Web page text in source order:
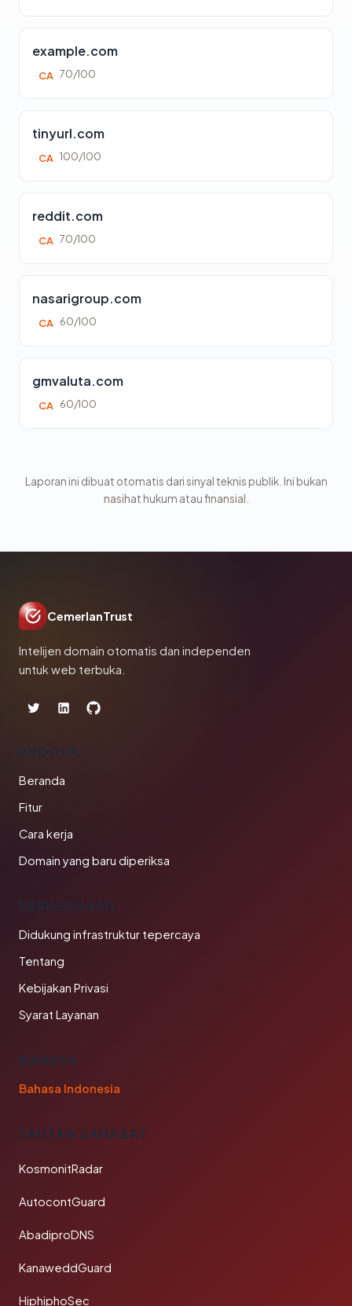
example.com
CA 70/100
tinyurl.com
CA 100/100
reddit.com
CA 70/100
nasarigroup.com
CA 60/100
gmvaluta.com
CA 60/100
Laporan ini dibuat otomatis dari sinyal teknis publik. Ini bukan
nasihat hukum atau finansial.
CemerlanTrust
Intelijen domain otomatis dan independen
untuk web terbuka.
PRODUK
Beranda
Fitur
Cara kerja
Domain yang baru diperiksa
PERUSAHAAN
Didukung infrastruktur tepercaya
Tentang
Kebijakan Privasi
Syarat Layanan
BAHASA
Bahasa Indonesia
TAUTAN SAHABAT
KosmonitRadar
AutocontGuard
AbadiproDNS
KanaweddGuard
HiphiphoSec